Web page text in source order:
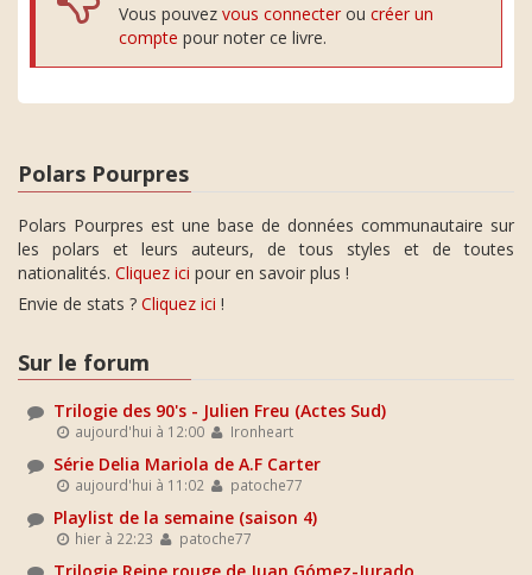
Vous pouvez vous connecter ou créer un
compte pour noter ce livre.
Polars Pourpres
Polars Pourpres est une base de données communautaire sur
les polars et leurs auteurs, de tous styles et de toutes
nationalités. Cliquez ici pour en savoir plus !
Envie de stats ? Cliquez ici !
Sur le forum
Trilogie des 90's - Julien Freu (Actes Sud)
aujourd'hui à 12:00 Ironheart
Série Delia Mariola de A.F Carter
aujourd'hui à 11:02 patoche77
Playlist de la semaine (saison 4)
hier à 22:23 patoche77